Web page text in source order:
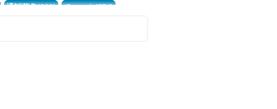
通話募集(381) チャット(374)